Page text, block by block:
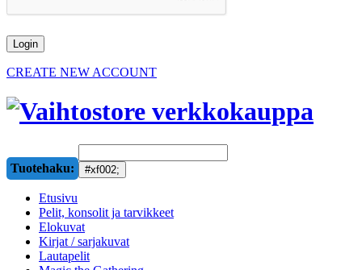
CREATE NEW ACCOUNT
Tuotehaku:
Etusivu
Pelit, konsolit ja tarvikkeet
Elokuvat
Kirjat / sarjakuvat
Lautapelit